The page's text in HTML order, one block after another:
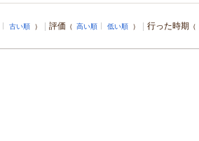
古い順 ） 評価 （ 高い順 低い順 ） 行った時期 （